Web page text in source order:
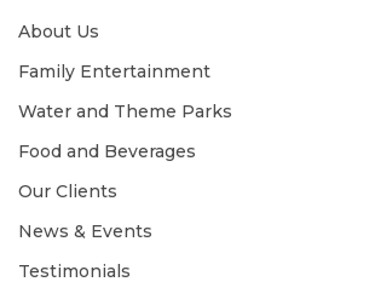
About Us
Family Entertainment
Water and Theme Parks
Food and Beverages
Our Clients
News & Events
Testimonials